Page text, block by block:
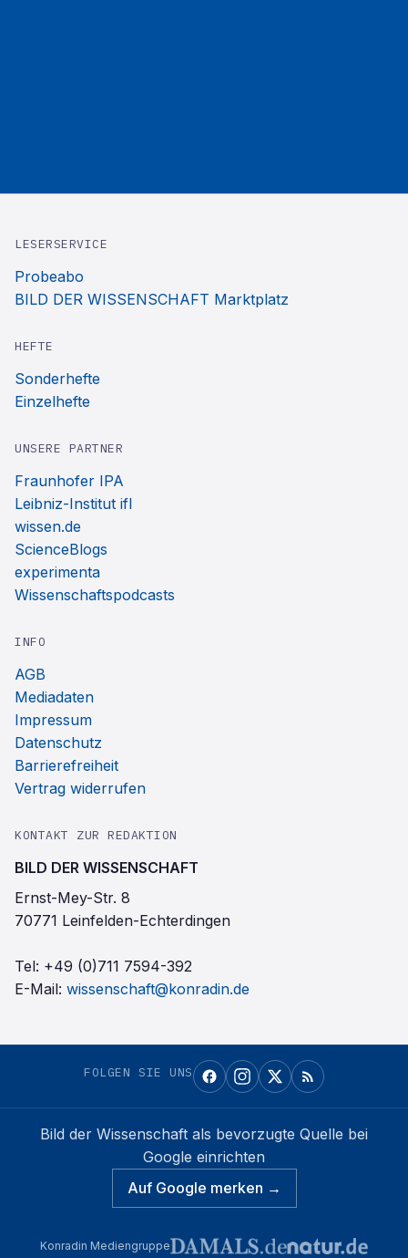
LESERSERVICE
Probeabo
BILD DER WISSENSCHAFT Marktplatz
HEFTE
Sonderhefte
Einzelhefte
UNSERE PARTNER
Fraunhofer IPA
Leibniz-Institut ifl
wissen.de
ScienceBlogs
experimenta
Wissenschaftspodcasts
INFO
AGB
Mediadaten
Impressum
Datenschutz
Barrierefreiheit
Vertrag widerrufen
KONTAKT ZUR REDAKTION
BILD DER WISSENSCHAFT
Ernst-Mey-Str. 8
70771 Leinfelden-Echterdingen
Tel: +49 (0)711 7594-392
E-Mail: wissenschaft@konradin.de
FOLGEN SIE UNS
Bild der Wissenschaft als bevorzugte Quelle bei
Google einrichten
Auf Google merken →
Konradin Mediengruppe